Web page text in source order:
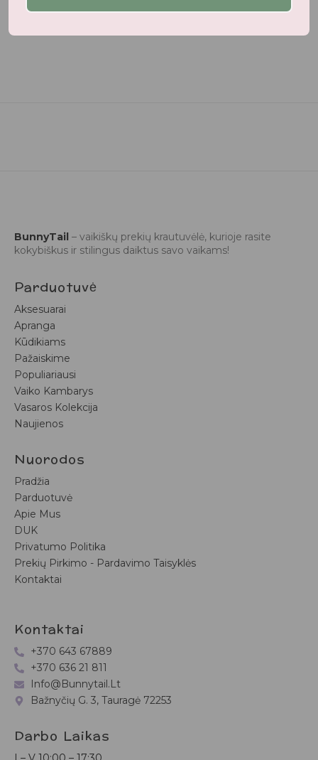
BunnyTail – vaikiškų prekių krautuvėlė, kurioje rasite
kokybiškus ir stilingus daiktus savo vaikams!
Parduotuvė
Aksesuarai
Apranga
Kūdikiams
Pažaiskime
Populiariausi
Vaiko Kambarys
Vasaros Kolekcija
Naujienos
Nuorodos
Pradžia
Parduotuvė
Apie Mus
DUK
Privatumo Politika
Prekių Pirkimo - Pardavimo Taisyklės
Kontaktai
Kontaktai
+370 643 67889
+370 636 21 811
Info@bunnytail.lt
Bažnyčių G. 3, Tauragė 72253
Darbo Laikas